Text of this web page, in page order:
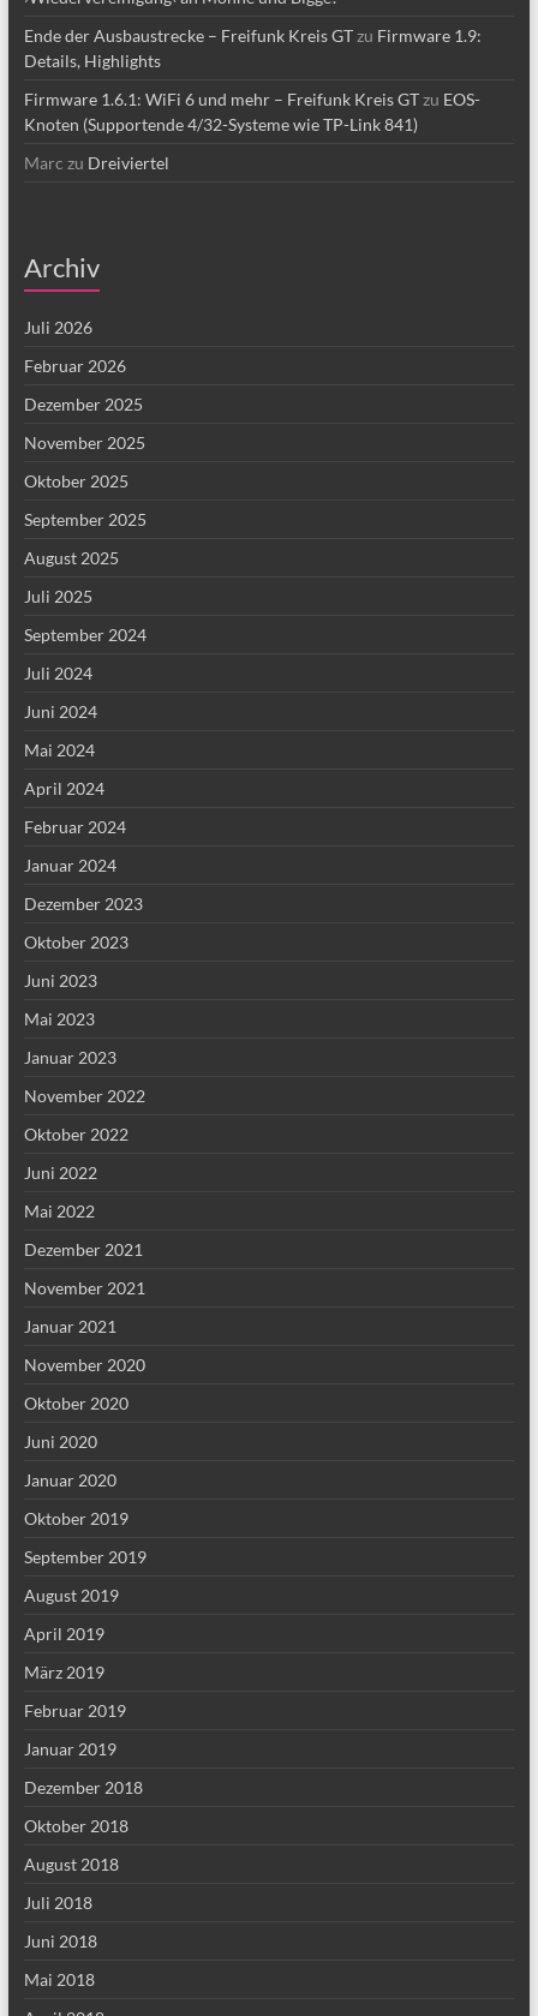
Ende der Ausbaustrecke – Freifunk Kreis GTzu Firmware 1.9:
Details, Highlights
Firmware 1.6.1: WiFi 6 und mehr – Freifunk Kreis GTzu EOS-
Knoten (Supportende 4/32-Systeme wie TP-Link 841)
Marc zu Dreiviertel
Archiv
Juli 2026
Februar 2026
Dezember 2025
November 2025
Oktober 2025
September 2025
August 2025
Juli 2025
September 2024
Juli 2024
Juni 2024
Mai 2024
April 2024
Februar 2024
Januar 2024
Dezember 2023
Oktober 2023
Juni 2023
Mai 2023
Januar 2023
November 2022
Oktober 2022
Juni 2022
Mai 2022
Dezember 2021
November 2021
Januar 2021
November 2020
Oktober 2020
Juni 2020
Januar 2020
Oktober 2019
September 2019
August 2019
April 2019
März 2019
Februar 2019
Januar 2019
Dezember 2018
Oktober 2018
August 2018
Juli 2018
Juni 2018
Mai 2018